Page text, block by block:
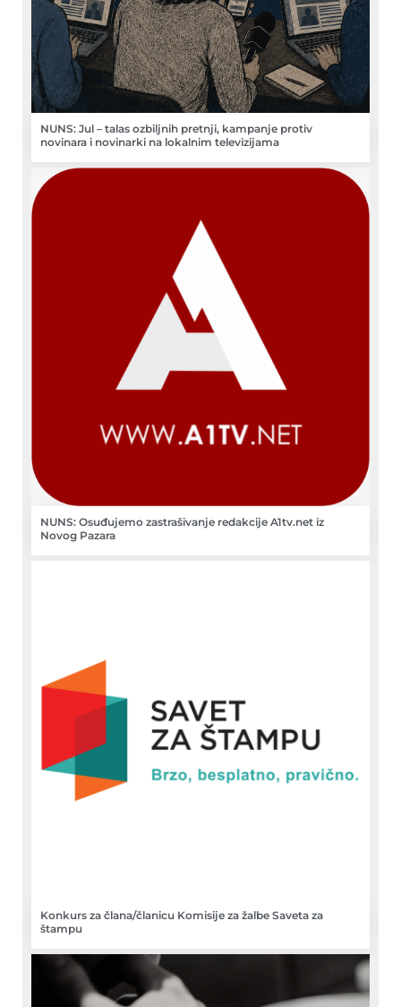
NUNS: Jul – talas ozbiljnih pretnji, kampanje protiv
novinara i novinarki na lokalnim televizijama
NUNS: Osuđujemo zastrašivanje redakcije A1tv.net iz
Novog Pazara
Konkurs za člana/članicu Komisije za žalbe Saveta za
štampu